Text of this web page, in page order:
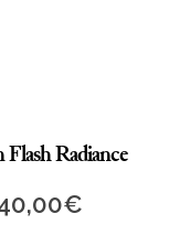
Flash Radiance
€